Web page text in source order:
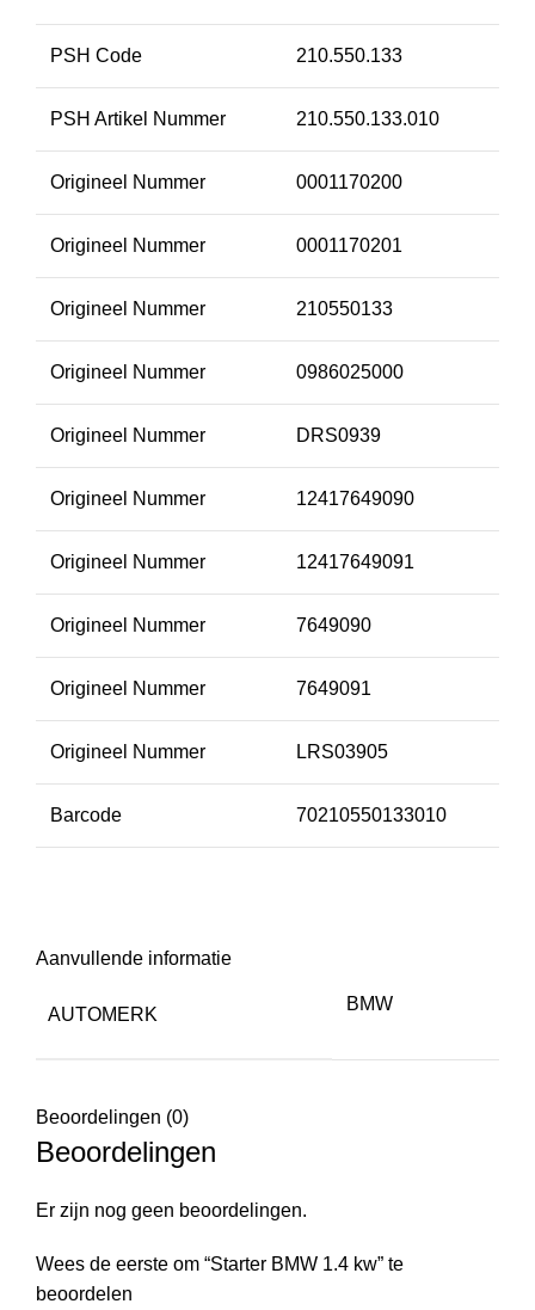
PSH Code 210.550.133
PSH Artikel Nummer 210.550.133.010
Origineel Nummer 0001170200
Origineel Nummer 0001170201
Origineel Nummer 210550133
Origineel Nummer 0986025000
Origineel Nummer DRS0939
Origineel Nummer 12417649090
Origineel Nummer 12417649091
Origineel Nummer 7649090
Origineel Nummer 7649091
Origineel Nummer LRS03905
Barcode 70210550133010
Aanvullende informatie
AUTOMERK
BMW
Beoordelingen (0)
Beoordelingen
Er zijn nog geen beoordelingen.
Wees de eerste om “Starter BMW 1.4 kw” te
beoordelen